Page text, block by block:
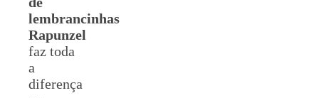
lembrancinhas
Rapunzel
faz toda
a
diferença